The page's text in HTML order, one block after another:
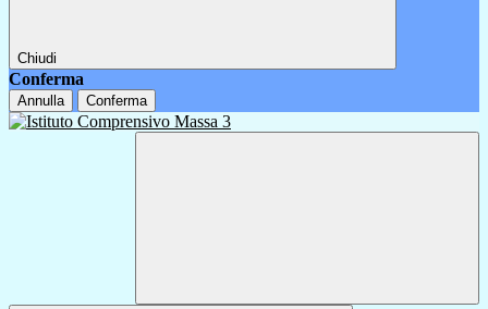
Chiudi
Conferma
Annulla Conferma